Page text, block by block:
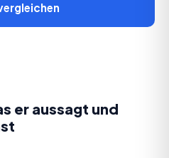
er aussagt und